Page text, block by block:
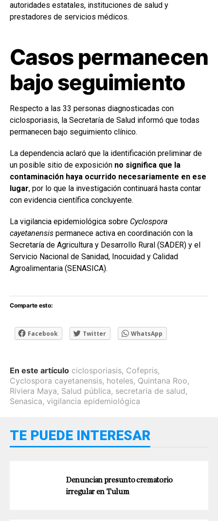
autoridades estatales, instituciones de salud y
prestadores de servicios médicos.
Casos permanecen
bajo seguimiento
Respecto a las 33 personas diagnosticadas con
ciclosporiasis, la Secretaría de Salud informó que todas
permanecen bajo seguimiento clínico.
La dependencia aclaró que la identificación preliminar de
un posible sitio de exposición no significa que la
contaminación haya ocurrido necesariamente en ese
lugar, por lo que la investigación continuará hasta contar
con evidencia científica concluyente.
La vigilancia epidemiológica sobre Cyclospora
cayetanensis permanece activa en coordinación con la
Secretaría de Agricultura y Desarrollo Rural (SADER) y el
Servicio Nacional de Sanidad, Inocuidad y Calidad
Agroalimentaria (SENASICA).
Comparte esto:
Facebook Twitter WhatsApp
En este artículo ciclosporiasis, Cofepris,
Cyclospora cayetanensis, hoteles, Quintana Roo,
Riviera Maya, Salud pública, secretaria de salud,
Senasica, vigilancia epidemiológica
TE PUEDE INTERESAR
Denuncian presunto crematorio
irregular en Tulum